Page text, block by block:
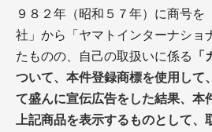
９８２年（昭和５７年）に商号を
社」から「ヤマトインターナショ
たものの、自己の取扱いに係る
ついて、本件登録商標を使用して
て盛んに宣伝広告をした結果、本
上記商品を表示するものとして